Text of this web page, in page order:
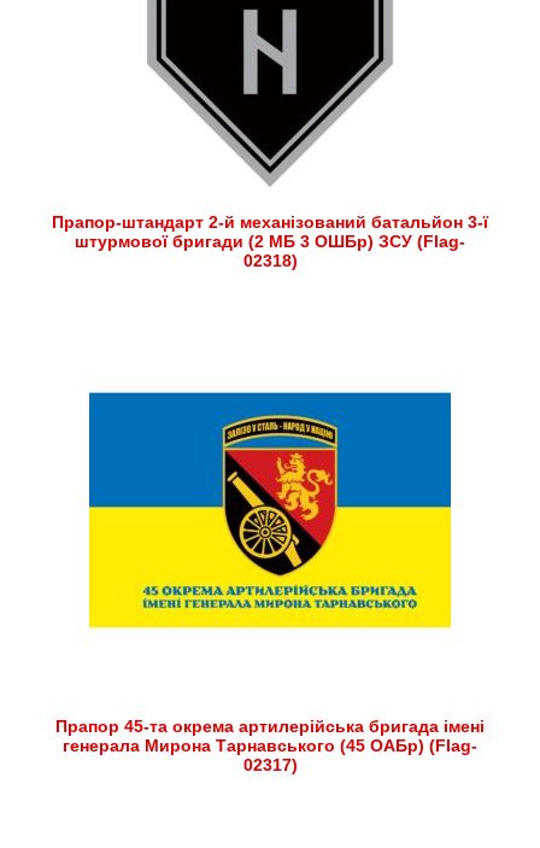
Прапор-штандарт 2-й механізований батальйон 3-ї
штурмової бригади (2 МБ 3 ОШБр) ЗСУ (Flag-
02318)
Прапор 45-та окрема артилерійська бригада імені
генерала Мирона Тарнавського (45 ОАБр) (Flag-
02317)